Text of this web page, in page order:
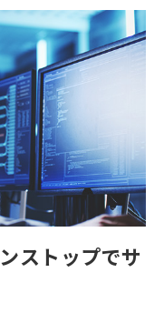
ストップでサ